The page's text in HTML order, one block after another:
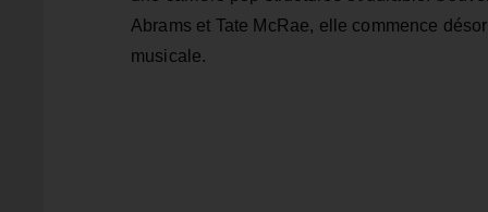
Abrams et Tate McRae, elle commence
musicale.